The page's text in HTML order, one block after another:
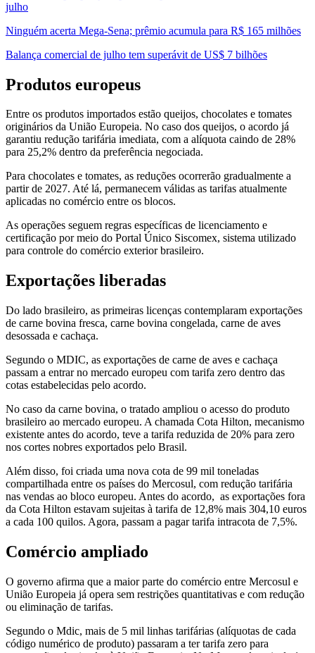
julho
Ninguém acerta Mega-Sena; prêmio acumula para R$ 165 milhões
Balança comercial de julho tem superávit de US$ 7 bilhões
Produtos europeus
Entre os produtos importados estão queijos, chocolates e tomates
originários da União Europeia. No caso dos queijos, o acordo já
garantiu redução tarifária imediata, com a alíquota caindo de 28%
para 25,2% dentro da preferência negociada.
Para chocolates e tomates, as reduções ocorrerão gradualmente a
partir de 2027. Até lá, permanecem válidas as tarifas atualmente
aplicadas no comércio entre os blocos.
As operações seguem regras específicas de licenciamento e
certificação por meio do Portal Único Siscomex, sistema utilizado
para controle do comércio exterior brasileiro.
Exportações liberadas
Do lado brasileiro, as primeiras licenças contemplaram exportações
de carne bovina fresca, carne bovina congelada, carne de aves
desossada e cachaça.
Segundo o MDIC, as exportações de carne de aves e cachaça
passam a entrar no mercado europeu com tarifa zero dentro das
cotas estabelecidas pelo acordo.
No caso da carne bovina, o tratado ampliou o acesso do produto
brasileiro ao mercado europeu. A chamada Cota Hilton, mecanismo
existente antes do acordo, teve a tarifa reduzida de 20% para zero
nos cortes nobres exportados pelo Brasil.
Além disso, foi criada uma nova cota de 99 mil toneladas
compartilhada entre os países do Mercosul, com redução tarifária
nas vendas ao bloco europeu. Antes do acordo, as exportações fora
da Cota Hilton estavam sujeitas à tarifa de 12,8% mais 304,10 euros
a cada 100 quilos. Agora, passam a pagar tarifa intracota de 7,5%.
Comércio ampliado
O governo afirma que a maior parte do comércio entre Mercosul e
União Europeia já opera sem restrições quantitativas e com redução
ou eliminação de tarifas.
Segundo o Mdic, mais de 5 mil linhas tarifárias (alíquotas de cada
código numérico de produto) passaram a ter tarifa zero para